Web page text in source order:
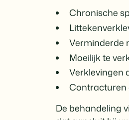
Chronische
Verminderde
Moeilijk te
Verklevingen
Contracturen
De behandeling